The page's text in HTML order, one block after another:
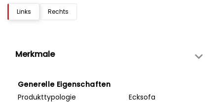
Links Rechts
Merkmale
Generelle Eigenschaften
Produkttypologie
Ecksofa